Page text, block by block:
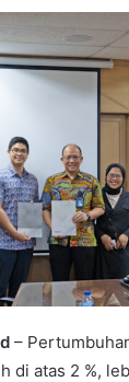
–
di atas 2 %,